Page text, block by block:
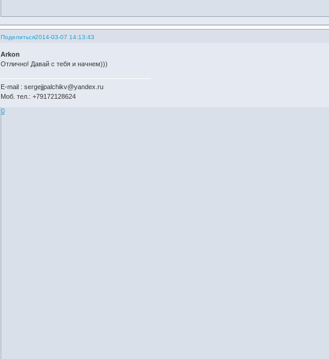
Поделиться2014-03-07 14:13:43
Arkon
Отлично! Давай с тебя и начнем)))
E-mail : sergejjpalchikv@yandex.ru
Моб. тел.: +79172128624
0